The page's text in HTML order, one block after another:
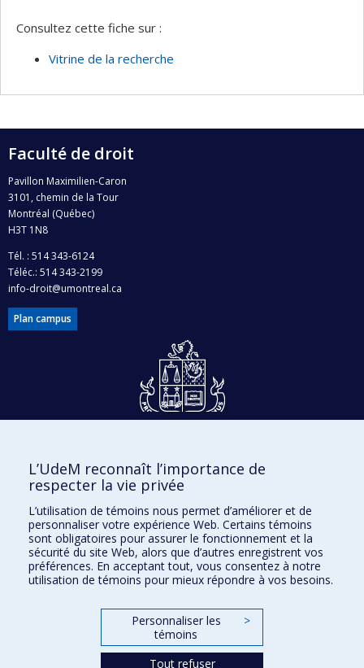
Consultez cette fiche sur :
Vitrine de la recherche
Faculté de droit
Pavillon Maximilien-Caron
3101, chemin de la Tour
Montréal (Québec)
H3T 1N8
Tél. : 514 343-6124
Téléc.: 514 343-2199
info-droit@umontreal.ca
Plan campus
Accès protégé
Facebook|Twitter
LinkedIn|Instagram
L’UdeM reconnaît l’importance de
respecter la vie privée
L’utilisation de témoins nous permet d’améliorer et de
personnaliser votre expérience Web. Certains témoins
sont obligatoires pour assurer le fonctionnement et la
sécurité du site Web, alors que d’autres enregistrent vos
préférences. En acceptant tout, vous consentez à notre
utilisation de témoins pour mieux répondre à vos besoins.
Personnaliser les
témoins
>
Tout refuser